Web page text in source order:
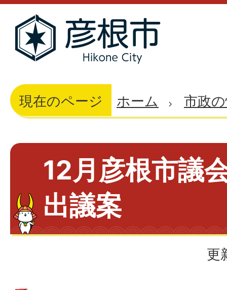
現在のページ ホーム 市政
12月彦根市議
出議案
更